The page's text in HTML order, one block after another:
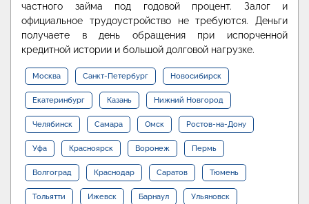
частного займа под годовой процент. Залог и
официальное трудоустройство не требуются. Деньги
получаете в день обращения при испорченной
кредитной истории и большой долговой нагрузке.
Москва Санкт-Петербург Новосибирск
Екатеринбург Казань Нижний Новгород
Челябинск Самара Омск Ростов-на-Дону
Уфа Красноярск Воронеж Пермь
Волгоград Краснодар Саратов Тюмень
Тольятти Ижевск Барнаул Ульяновск